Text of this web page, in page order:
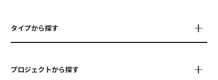
タイプから探す
プロジェクトから探す